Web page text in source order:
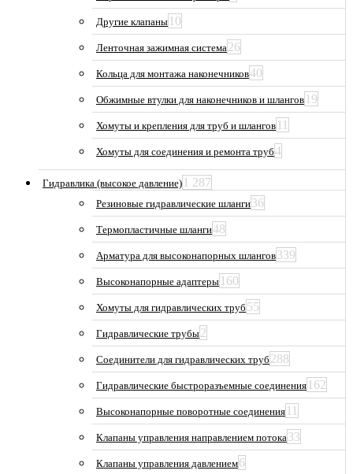
Другие клапаны 10
Ленточная зажимная система26
Кольца для монтажа наконечников40
Обжимные втулки для наконечников и шлангов 19
Хомуты и крепления для труб и шлангов 11
Хомуты для соединения и ремонта труб4
Гидравлика (высокое давление) 1 287
Резиновые гидравлические шланги36
Термопластичные шланги48
Арматура для высоконапорных шлангов339
Высоконапорные адаптеры 160
Хомуты для гидравлических труб 55
Гидравлические трубы2
Соединители для гидравлических труб 288
Гидравлические быстроразъемные соединения 162
Высоконапорные поворотные соединения 11
Клапаны управления направлением потока33
Клапаны управления давлением6